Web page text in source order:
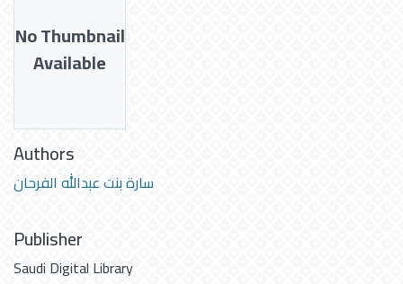
No Thumbnail
Available
Authors
سارة بنت عبدالله الفرحان
Publisher
Saudi Digital Library